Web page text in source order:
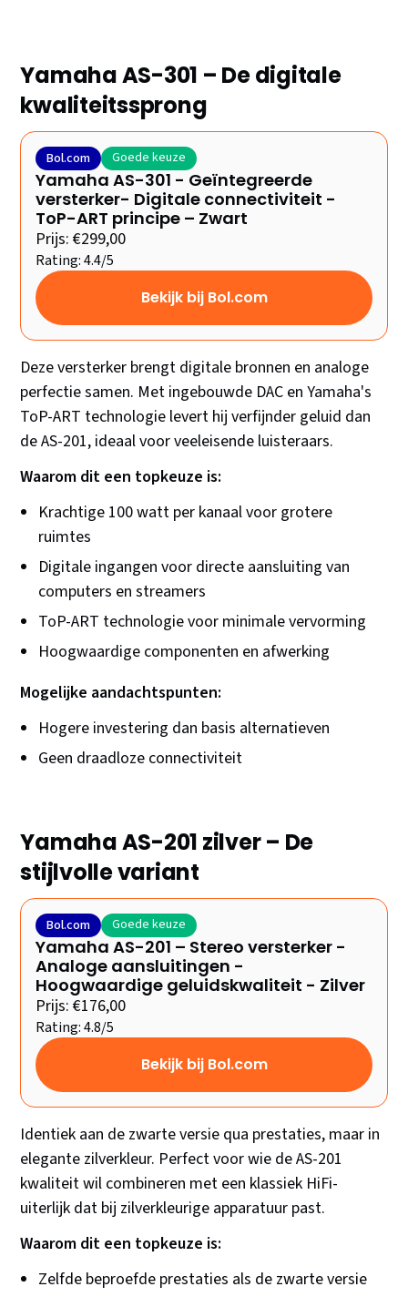
Yamaha AS-301 – De digitale
kwaliteitssprong
Bol.com Goede keuze
Yamaha AS-301 - Geïntegreerde
versterker- Digitale connectiviteit -
ToP-ART principe – Zwart
Prijs: €299,00
Rating: 4.4/5
Bekijk bij Bol.com
Deze versterker brengt digitale bronnen en analoge
perfectie samen. Met ingebouwde DAC en Yamaha's
ToP-ART technologie levert hij verfijnder geluid dan
de AS-201, ideaal voor veeleisende luisteraars.
Waarom dit een topkeuze is:
Krachtige 100 watt per kanaal voor grotere
ruimtes
Digitale ingangen voor directe aansluiting van
computers en streamers
ToP-ART technologie voor minimale vervorming
Hoogwaardige componenten en afwerking
Mogelijke aandachtspunten:
Hogere investering dan basis alternatieven
Geen draadloze connectiviteit
Yamaha AS-201 zilver – De
stijlvolle variant
Bol.com Goede keuze
Yamaha AS-201 – Stereo versterker -
Analoge aansluitingen -
Hoogwaardige geluidskwaliteit - Zilver
Prijs: €176,00
Rating: 4.8/5
Bekijk bij Bol.com
Identiek aan de zwarte versie qua prestaties, maar in
elegante zilverkleur. Perfect voor wie de AS-201
kwaliteit wil combineren met een klassiek HiFi-
uiterlijk dat bij zilverkleurige apparatuur past.
Waarom dit een topkeuze is:
Zelfde beproefde prestaties als de zwarte versie